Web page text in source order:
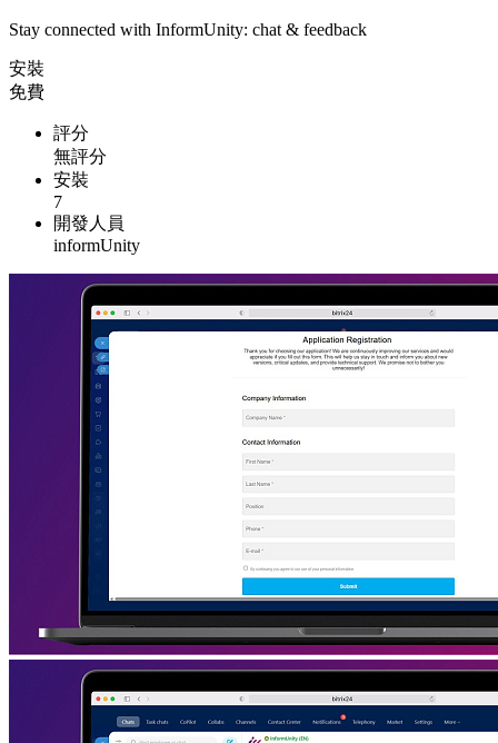
Stay connected with InformUnity: chat & feedback
安裝
免費
評分
無評分
安裝
7
開發人員
informUnity